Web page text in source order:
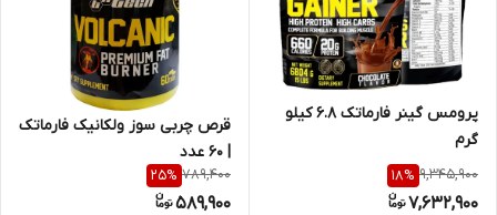
پرومس گینر فارماتک 6.8 کیلو
گرم
9,345,900
18%
7,632,900
قرص چربی سوز ولکانیک فارماتک
| 60 عدد
789,400
25%
589,900